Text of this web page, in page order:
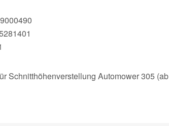
9000490
Schnitthöhenverstellung Automower 305 (ab